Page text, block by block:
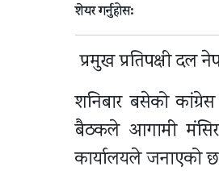
शेयर गर्नुहोस:
प्रमुख प्रतिपक्षी दल
शनिबार बसेको
बैठकले आगामी मंसिर
कार्यालयले जनाएको